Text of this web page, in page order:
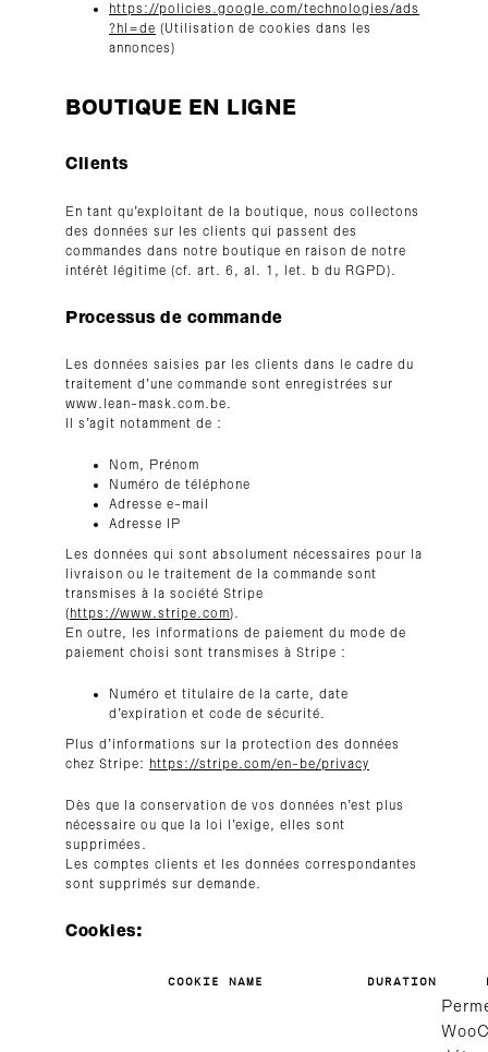
https://policies.google.com/technologies/ads
?hl=de (Utilisation de cookies dans les
annonces)
BOUTIQUE EN LIGNE
Clients
En tant qu’exploitant de la boutique, nous collectons
des données sur les clients qui passent des
commandes dans notre boutique en raison de notre
intérêt légitime (cf. art. 6, al. 1, let. b du RGPD).
Processus de commande
Les données saisies par les clients dans le cadre du
traitement d’une commande sont enregistrées sur
www.lean-mask.com.be.
Il s’agit notamment de :
Nom, Prénom
Numéro de téléphone
Adresse e-mail
Adresse IP
Les données qui sont absolument nécessaires pour la
livraison ou le traitement de la commande sont
transmises à la société Stripe
(https://www.stripe.com).
En outre, les informations de paiement du mode de
paiement choisi sont transmises à Stripe :
Numéro et titulaire de la carte, date
d’expiration et code de sécurité.
Plus d’informations sur la protection des données
chez Stripe: https://stripe.com/en-be/privacy
Dès que la conservation de vos données n’est plus
nécessaire ou que la loi l’exige, elles sont
supprimées.
Les comptes clients et les données correspondantes
sont supprimés sur demande.
Cookies:
COOKIE NAME DURATION